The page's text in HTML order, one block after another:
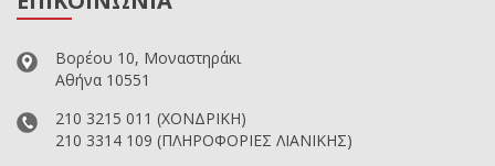
Βορέου 10, Μοναστηράκι
Αθήνα 10551
210 3215 011 (ΧΟΝΔΡΙΚΗ)
210 3314 109 (ΠΛΗΡΟΦΟΡΙΕΣ ΛΙΑΝΙΚΗΣ)